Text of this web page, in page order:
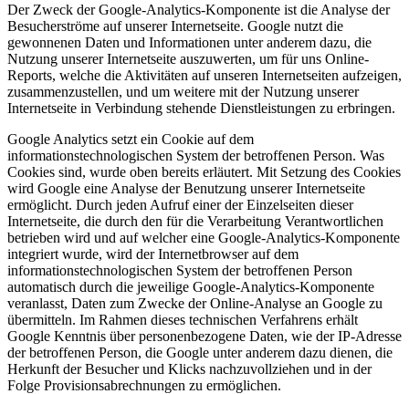
Der Zweck der Google-Analytics-Komponente ist die Analyse der
Besucherströme auf unserer Internetseite. Google nutzt die
gewonnenen Daten und Informationen unter anderem dazu, die
Nutzung unserer Internetseite auszuwerten, um für uns Online-
Reports, welche die Aktivitäten auf unseren Internetseiten aufzeigen,
zusammenzustellen, und um weitere mit der Nutzung unserer
Internetseite in Verbindung stehende Dienstleistungen zu erbringen.
Google Analytics setzt ein Cookie auf dem
informationstechnologischen System der betroffenen Person. Was
Cookies sind, wurde oben bereits erläutert. Mit Setzung des Cookies
wird Google eine Analyse der Benutzung unserer Internetseite
ermöglicht. Durch jeden Aufruf einer der Einzelseiten dieser
Internetseite, die durch den für die Verarbeitung Verantwortlichen
betrieben wird und auf welcher eine Google-Analytics-Komponente
integriert wurde, wird der Internetbrowser auf dem
informationstechnologischen System der betroffenen Person
automatisch durch die jeweilige Google-Analytics-Komponente
veranlasst, Daten zum Zwecke der Online-Analyse an Google zu
übermitteln. Im Rahmen dieses technischen Verfahrens erhält
Google Kenntnis über personenbezogene Daten, wie der IP-Adresse
der betroffenen Person, die Google unter anderem dazu dienen, die
Herkunft der Besucher und Klicks nachzuvollziehen und in der
Folge Provisionsabrechnungen zu ermöglichen.